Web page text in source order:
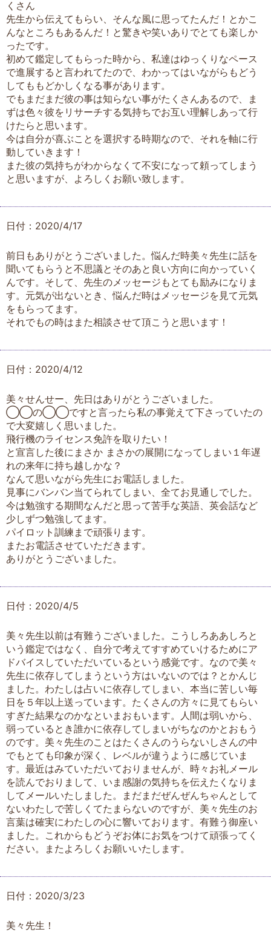
くさん
先生から伝えてもらい、そんな風に思ってたんだ！とかこ
んなところもあるんだ！と驚きや笑いありでとても楽しか
ったです。
初めて鑑定してもらった時から、私達はゆっくりなペース
で進展すると言われてたので、わかってはいながらもどう
してももどかしくなる事があります。
でもまだまだ彼の事は知らない事がたくさんあるので、ま
ずは色々彼をリサーチする気持ちでお互い理解しあって行
けたらと思います。
今は自分が喜ぶことを選択する時期なので、それを軸に行
動していきます！
また彼の気持ちがわからなくて不安になって頼ってしまう
と思いますが、よろしくお願い致します。
日付：2020/4/17
前日もありがとうございました。悩んだ時美々先生に話を
聞いてもらうと不思議とそのあと良い方向に向かっていく
んです。そして、先生のメッセージもとても励みになりま
す。元気が出ないとき、悩んだ時はメッセージを見て元気
をもらってます。
それでもの時はまた相談させて頂こうと思います！
日付：2020/4/12
美々せんせー、先日はありがとうございました。
◯◯の◯◯ですと言ったら私の事覚えて下さっていたの
で大変嬉しく思いました。
飛行機のライセンス免許を取りたい！
と宣言した後にまさか まさかの展開になってしまい１年遅
れの来年に持ち越しかな？
なんて思いながら先生にお電話しました。
見事にバンバン当てられてしまい、全てお見通しでした。
今は勉強する期間なんだと思って苦手な英語、英会話など
少しずつ勉強してます。
パイロット訓練まで頑張ります。
またお電話させていただきます。
ありがとうございました。
日付：2020/4/5
美々先生以前は有難うございました。こうしろああしろと
いう鑑定ではなく、自分で考えてすすめていけるためにア
ドバイスしていただいているという感覚です。なので美々
先生に依存してしまうという方はいないのでは？とかんじ
ました。わたしは占いに依存してしまい、本当に苦しい毎
日を５年以上送っています。たくさんの方々に見てもらい
すぎた結果なのかなといまおもいます。人間は弱いから、
弱っているとき誰かに依存してしまいがちなのかとおもう
のです。美々先生のことはたくさんのうらないしさんの中
でもとても印象が深く、レベルが違うように感じていま
す。最近はみていただいておりませんが、時々お礼メール
を読んでおりまして、いま感謝の気持ちを伝えたくなりま
してメールいたしました。まだまだぜんぜんちゃんとして
ないわたしで苦しくてたまらないのですが、美々先生のお
言葉は確実にわたしの心に響いております。有難う御座い
ました。これからもどうぞお体にお気をつけて頑張ってく
ださい。またよろしくお願いいたします。
日付：2020/3/23
美々先生！